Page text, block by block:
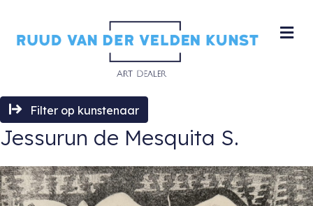
Filter op kunstenaar
Jessurun de Mesquita S.